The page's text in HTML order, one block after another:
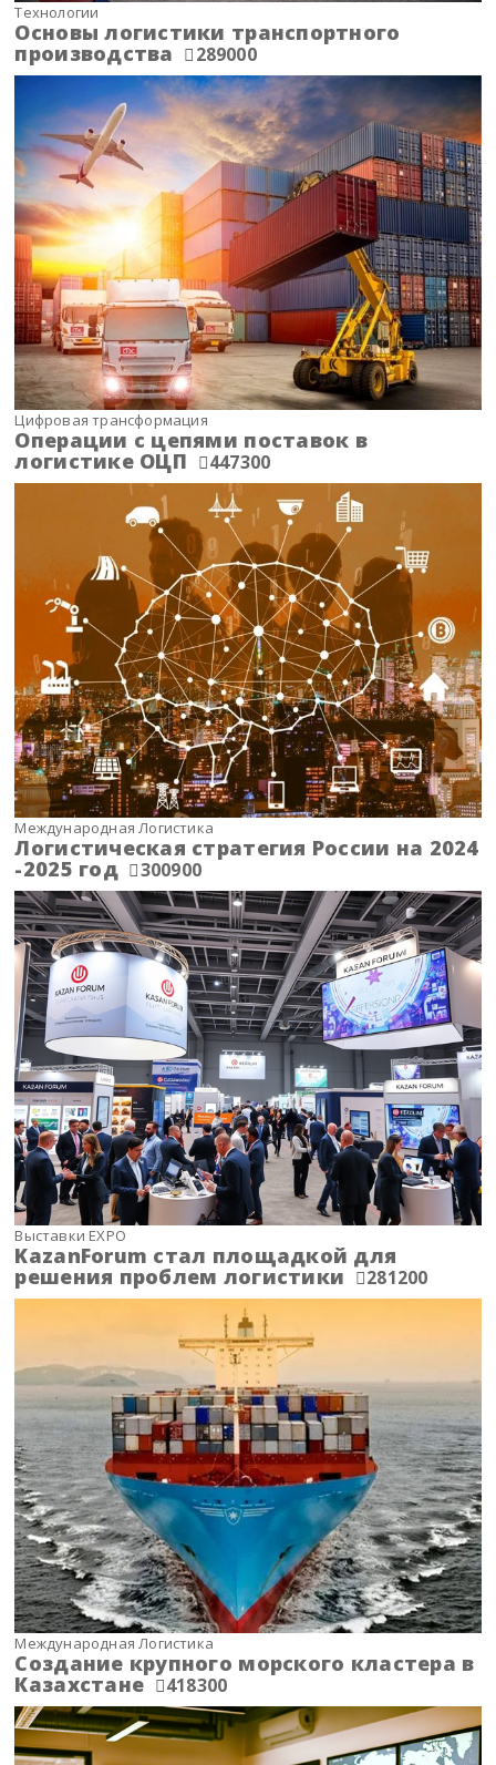
Технологии
Основы логистики транспортного
производства 289000
Цифровая трансформация
Операции с цепями поставок в
логистике ОЦП 447300
Международная Логистика
Логистическая стратегия России на 2024
-2025 год 300900
Выставки EXPO
KazanForum стал площадкой для
решения проблем логистики 281200
Международная Логистика
Создание крупного морского кластера в
Казахстане 418300